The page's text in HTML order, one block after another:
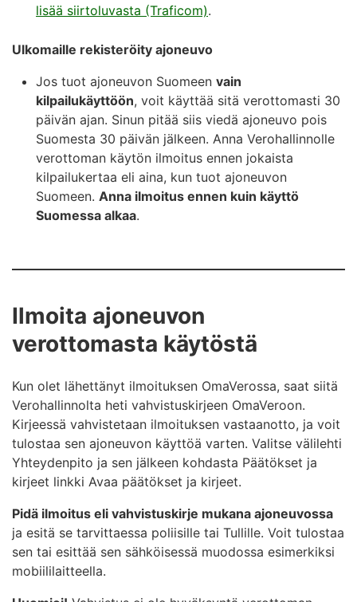
lisää siirtoluvasta (Traficom).
Ulkomaille rekisteröity ajoneuvo
Jos tuot ajoneuvon Suomeen vain
kilpailukäyttöön, voit käyttää sitä verottomasti 30
päivän ajan. Sinun pitää siis viedä ajoneuvo pois
Suomesta 30 päivän jälkeen. Anna Verohallinnolle
verottoman käytön ilmoitus ennen jokaista
kilpailukertaa eli aina, kun tuot ajoneuvon
Suomeen. Anna ilmoitus ennen kuin käyttö
Suomessa alkaa.
Ilmoita ajoneuvon
verottomasta käytöstä
Kun olet lähettänyt ilmoituksen OmaVerossa, saat siitä
Verohallinnolta heti vahvistuskirjeen OmaVeroon.
Kirjeessä vahvistetaan ilmoituksen vastaanotto, ja voit
tulostaa sen ajoneuvon käyttöä varten. Valitse välilehti
Yhteydenpito ja sen jälkeen kohdasta Päätökset ja
kirjeet linkki Avaa päätökset ja kirjeet.
Pidä ilmoitus eli vahvistuskirje mukana ajoneuvossa
ja esitä se tarvittaessa poliisille tai Tullille. Voit tulostaa
sen tai esittää sen sähköisessä muodossa esimerkiksi
mobiililaitteella.